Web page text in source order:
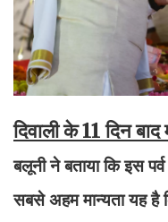
दिवाली के 11 दिन बाद
बलूनी ने बताया कि इस
सबसे अहम मान्यता यह है